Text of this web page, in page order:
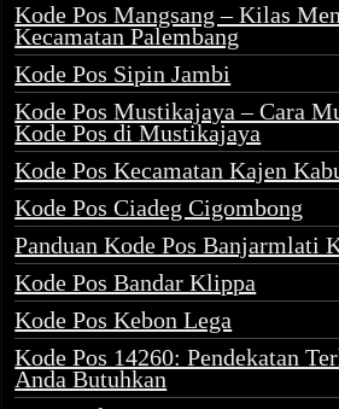
Kode Pos Mangsang – Kilas
Kecamatan Palembang
Kode Pos Sipin Jambi
Kode Pos Mustikajaya – Cara
Kode Pos di Mustikajaya
Kode Pos Kecamatan Kajen
Kode Pos Ciadeg Cigombong
Panduan Kode Pos Banjarmlati
Kode Pos Bandar Klippa
Kode Pos Kebon Lega
Kode Pos 14260: Pendekatan
Anda Butuhkan